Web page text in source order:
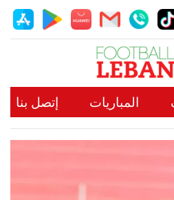
المباريات إتصل بنا